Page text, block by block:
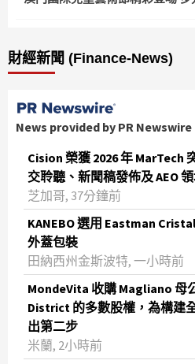
財經新聞 (Finance-News)
News provided by PR Newswire
Cision 榮獲 2026 年 MarTech
交聆聽、新聞稿發佈及 AEO
芝加哥, 37分鐘前
KANEBO 選用 Eastman
外蓋包裝
田納西州金斯波特, 一小時前
MondeVita 收購 Magliano 母
District 的多數股權，為構建
出第二步
米蘭, 2小時前